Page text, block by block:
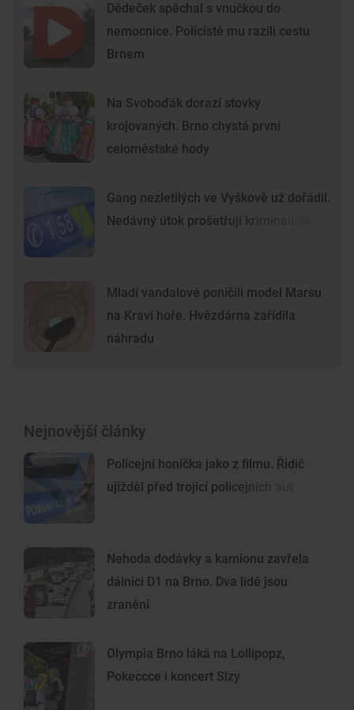
Dědeček spěchal s vnučkou do
nemocnice. Policisté mu razili cestu
Brnem
Na Svoboďák dorazí stovky
krojovaných. Brno chystá první
celoměstské hody
Gang nezletilých ve Vyškově už dořádil.
Nedávný útok prošetřují kriminalisté
Mladí vandalové poničili model Marsu
na Kraví hoře. Hvězdárna zařídila
náhradu
Nejnovější články
Policejní honička jako z filmu. Řidič
ujížděl před trojicí policejních aut
Nehoda dodávky a kamionu zavřela
dálnici D1 na Brno. Dva lidé jsou
zranění
Olympia Brno láká na Lollipopz,
Pokeccce i koncert Slzy